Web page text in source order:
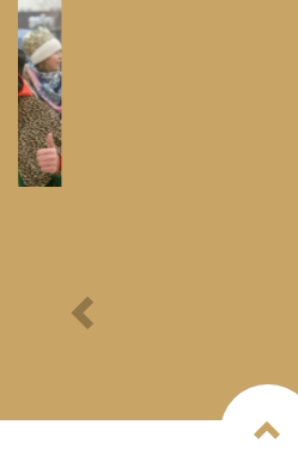
XXII Pielgrzymi
Półmaraton -
Maraton
- Rajd